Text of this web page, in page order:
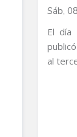
Sáb,
El día
al